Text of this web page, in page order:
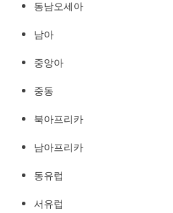
동남오세아
남아
중앙아
중동
북아프리카
남아프리카
동유럽
서유럽